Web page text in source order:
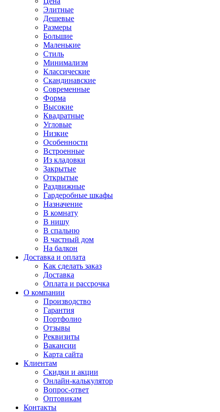
Элитные
Дешевые
Размеры
Большие
Маленькие
Стиль
Минимализм
Классические
Скандинавские
Современные
Форма
Высокие
Квадратные
Угловые
Низкие
Особенности
Встроенные
Из кладовки
Закрытые
Открытые
Раздвижные
Гардеробные шкафы
Назначение
В комнату
В нишу
В спальню
В частный дом
На балкон
Доставка и оплата
Как сделать заказ
Доставка
Оплата и рассрочка
О компании
Производство
Гарантия
Портфолио
Отзывы
Реквизиты
Вакансии
Карта сайта
Клиентам
Скидки и акции
Онлайн-калькулятор
Вопрос-ответ
Оптовикам
Контакты